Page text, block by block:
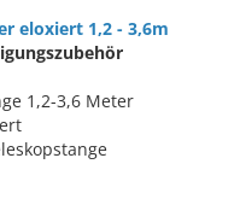
eloxiert 1,2 - 3,6m
1,2-3,6 Meter